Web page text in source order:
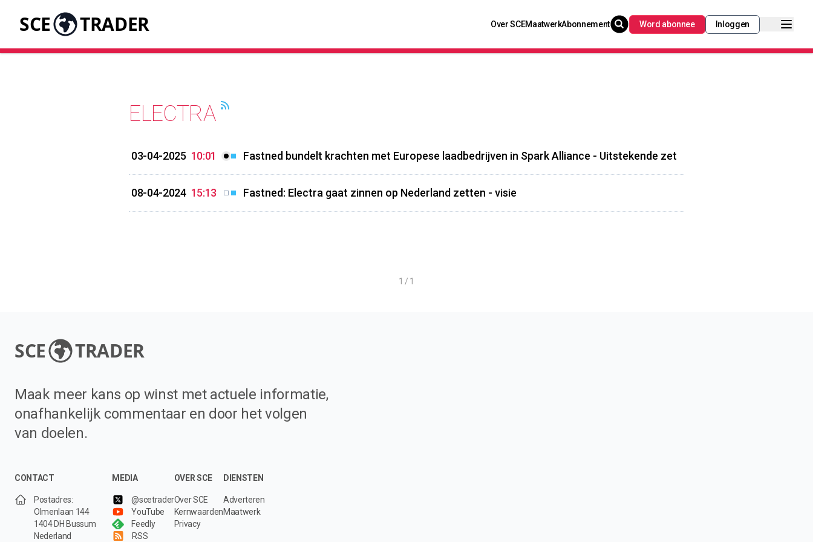
SCE TRADER Over SCEMaatwerkAbonnement Word abonnee Inloggen
ELECTRA
03-04-2025 10:01 Fastned bundelt krachten met Europese laadbedrijven in Spark Alliance - Uitstekende zet
08-04-2024 15:13 Fastned: Electra gaat zinnen op Nederland zetten - visie
1 / 1
SCE TRADER
Maak meer kans op winst met actuele informatie,
onafhankelijk commentaar en door het volgen
van doelen.
CONTACT
Postadres:
Olmenlaan 144
1404 DH Bussum
Nederland
MEDIA
@scetrader
YouTube
Feedly
RSS
OVER SCE
Over SCE
Kernwaarden
Privacy
DIENSTEN
Adverteren
Maatwerk